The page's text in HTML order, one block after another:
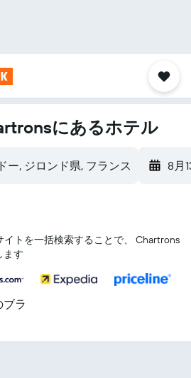
にあるホテル
ー, ジロンド県, フランス 8月
イトを一括検索することで、 Chartrons
ます
ラ